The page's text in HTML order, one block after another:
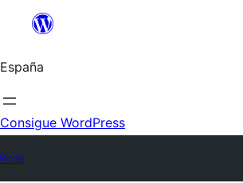
Saltar
contenido
España
Consigue WordPress